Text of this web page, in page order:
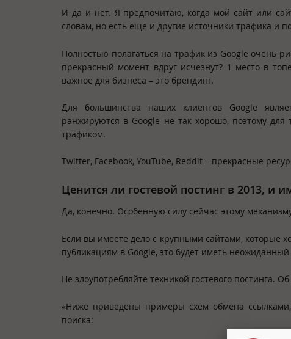
И да и нет. Я предпочитаю, когда мой сайт или
словам, но есть еще и другие источники трафика и
Полностью полагаться на трафик из Google очень
прекрасный момент вдруг исчезнут? 1 место в
важное для бизнеса – это брендинг.
Для большинства наших клиентов Google
ранжируются в Google не так хорошо, поэтому
трафиком.
Twitter, Facebook, YouTube, Reddit – прекрасные
Ценится ли гостевой постинг в 2013, и
Да, конечно. Особенную силу сейчас этому
Если вы имеете дело с крупными сайтами, которые
публикациям в Google, это будет иметь
Не злоупотребляйте техникой гостевого постинга.
«Ниже приведены примеры схем обмена
поиска: